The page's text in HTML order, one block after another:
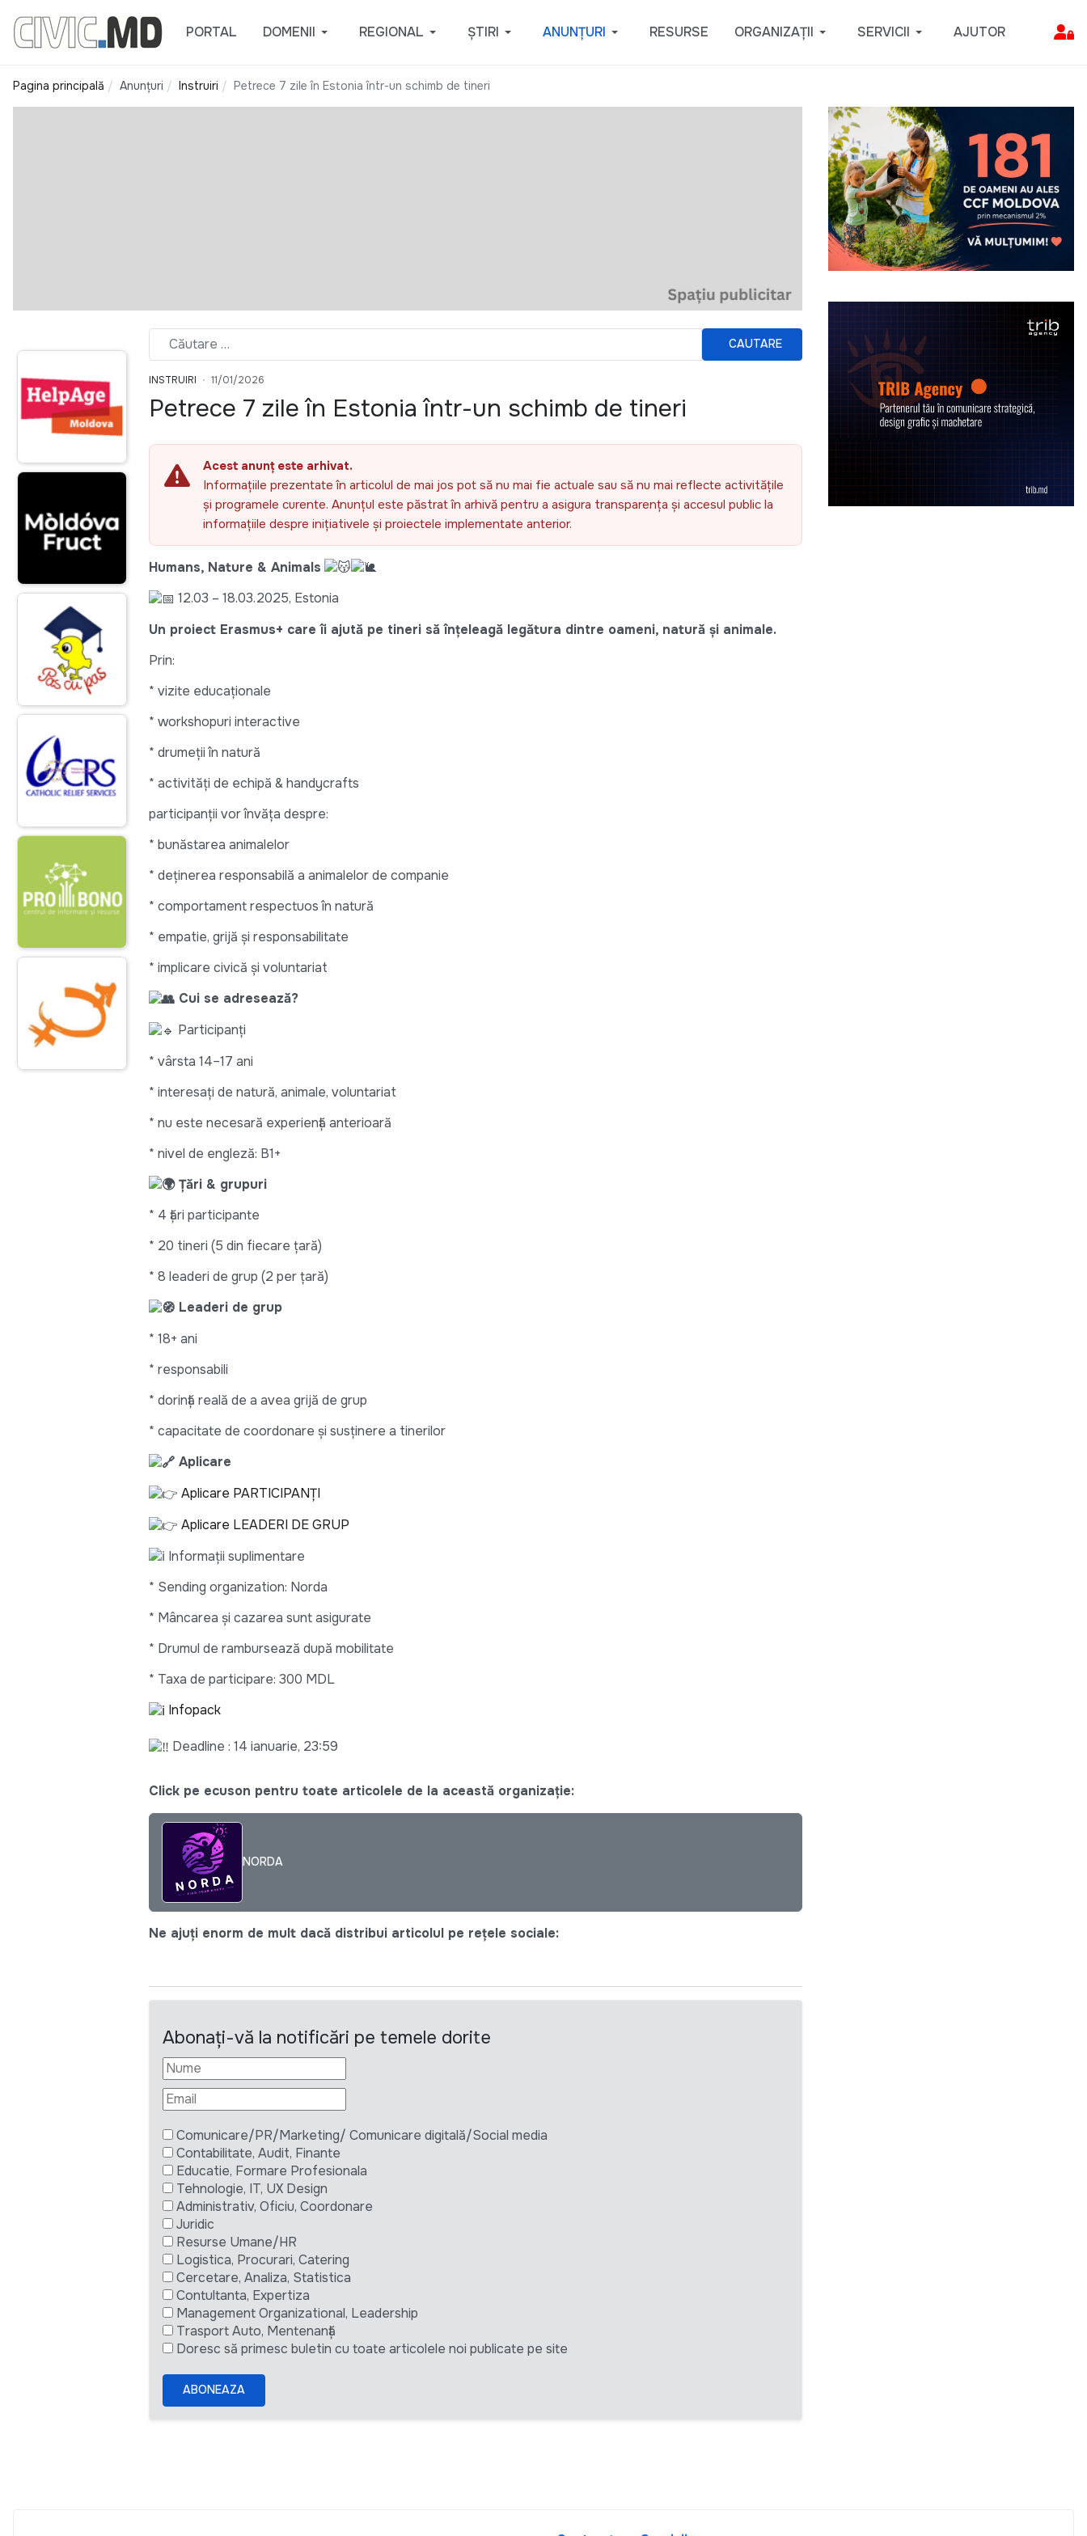
PORTAL DOMENII REGIONAL ȘTIRI ANUNȚURI RESURSE ORGANIZAȚII SERVICII AJUTOR
Pagina principală Anunțuri Instruiri Petrece 7 zile în Estonia într-un schimb de tineri
CAUTARE
INSTRUIRI 11/01/2026
Petrece 7 zile în Estonia într-un schimb de tineri
Acest anunț este arhivat.
Informațiile prezentate în articolul de mai jos pot să nu mai fie actuale sau să nu mai reflecte activitățile
și programele curente. Anunțul este păstrat în arhivă pentru a asigura transparența și accesul public la
informațiile despre inițiativele și proiectele implementate anterior.
Humans, Nature & Animals
12.03 – 18.03.2025, Estonia
Un proiect Erasmus+ care îi ajută pe tineri să înțeleagă legătura dintre oameni, natură și animale.
Prin:
* vizite educaționale
* workshopuri interactive
* drumeții în natură
* activități de echipă & handycrafts
participanții vor învăța despre:
* bunăstarea animalelor
* deținerea responsabilă a animalelor de companie
* comportament respectuos în natură
* empatie, grijă și responsabilitate
* implicare civică și voluntariat
Cui se adresează?
Participanți
* vârsta 14–17 ani
* interesați de natură, animale, voluntariat
* nu este necesară experiență anterioară
* nivel de engleză: B1+
Țări & grupuri
* 4 țări participante
* 20 tineri (5 din fiecare țară)
* 8 leaderi de grup (2 per țară)
Leaderi de grup
* 18+ ani
* responsabili
* dorință reală de a avea grijă de grup
* capacitate de coordonare și susținere a tinerilor
Aplicare
Aplicare PARTICIPANȚI
Aplicare LEADERI DE GRUP
Informații suplimentare
* Sending organization: Norda
* Mâncarea și cazarea sunt asigurate
* Drumul de rambursează după mobilitate
* Taxa de participare: 300 MDL
Infopack
Deadline : 14 ianuarie, 23:59
Click pe ecuson pentru toate articolele de la această organizație:
NORDA
Ne ajuți enorm de mult dacă distribui articolul pe rețele sociale:
Abonați-vă la notificări pe temele dorite
Comunicare/PR/Marketing/ Comunicare digitală/Social media
Contabilitate, Audit, Finante
Educatie, Formare Profesionala
Tehnologie, IT, UX Design
Administrativ, Oficiu, Coordonare
Juridic
Resurse Umane/HR
Logistica, Procurari, Catering
Cercetare, Analiza, Statistica
Contultanta, Expertiza
Management Organizational, Leadership
Trasport Auto, Mentenanță
Doresc să primesc buletin cu toate articolele noi publicate pe site
ABONEAZA